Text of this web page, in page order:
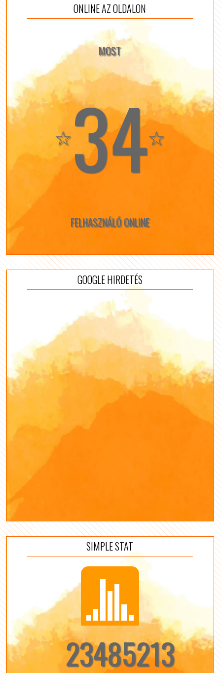
ONLINE AZ OLDALON
MOST
☆34☆
FELHASZNÁLÓ ONLINE
GOOGLE HIRDETÉS
SIMPLE STAT
23485213